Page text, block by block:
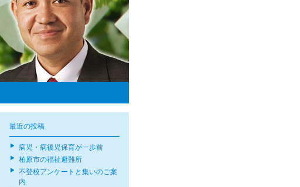
最近の投稿
病児・病後児保育が一歩前
柏原市の福祉避難所
不登校アンケートと集いのご案
内